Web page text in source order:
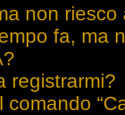
non riesco
fa, ma
registrarmi?